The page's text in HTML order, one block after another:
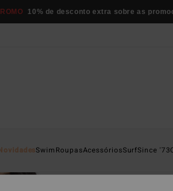
10% de desconto extra sobre as
SwimRoupasAcessóriosSurfSince '73